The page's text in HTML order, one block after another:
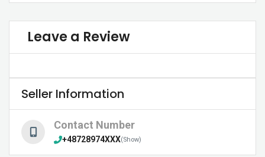
Leave a Review
Seller Information
Contact Number
+48728974XXX(Show)